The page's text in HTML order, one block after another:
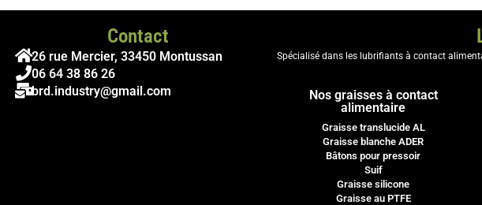
Contact
26 rue Mercier, 33450 Montussan
06 64 38 86 26
brd.industry@gmail.com
Spécialisé dans les lubrifiants à contact
Nos graisses à contact
alimentaire
Graisse translucide AL
Graisse blanche ADER
Bâtons pour pressoir
Suif
Graisse silicone
Graisse au PTFE